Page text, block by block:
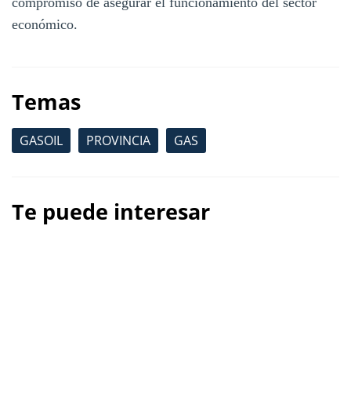
económico.
Temas
GASOIL PROVINCIA GAS
Te puede interesar